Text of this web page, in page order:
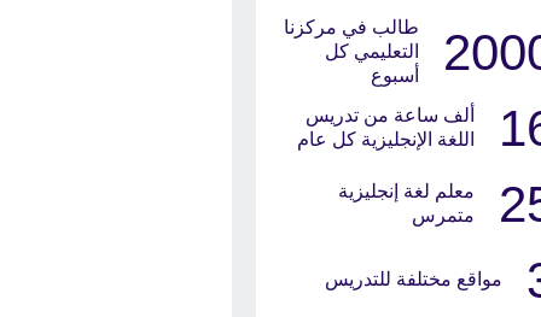
طالب في مركزنا
التعليمي كل
أسبوع
ألف ساعة من تدريس
اللغة الإنجليزية كل عام
معلم لغة إنجليزية
متمرس
مواقع مختلفة للتدريس